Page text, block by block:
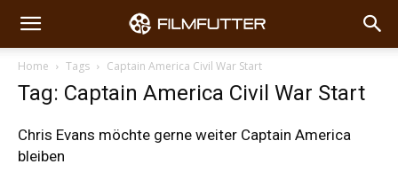
Home Tags Captain America Civil War Start
Tag: Captain America Civil War Start
Chris Evans möchte gerne weiter Captain America
bleiben